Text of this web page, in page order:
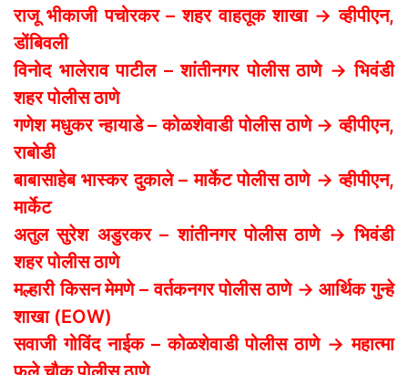
राजू भीकाजी पचोरकर – शहर वाहतूक शाखा → व्हीपीएन,
डोंबिवली
विनोद भालेराव पाटील – शांतीनगर पोलीस ठाणे → भिवंडी
शहर पोलीस ठाणे
गणेश मधुकर न्हायाडे – कोळशेवाडी पोलीस ठाणे → व्हीपीएन,
राबोडी
बाबासाहेब भास्कर दुकाले – मार्केट पोलीस ठाणे → व्हीपीएन,
मार्केट
अतुल सुरेश अडुरकर – शांतीनगर पोलीस ठाणे → भिवंडी
शहर पोलीस ठाणे
मल्हारी किसन मेमणे – वर्तकनगर पोलीस ठाणे → आर्थिक गुन्हे
शाखा (EOW)
सवाजी गोविंद नाईक – कोळशेवाडी पोलीस ठाणे → महात्मा